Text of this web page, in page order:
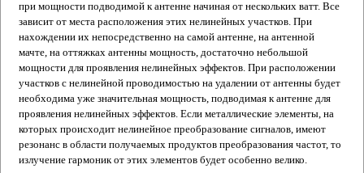
при мощности подводимой к антенне начиная от нескольких ватт. Все
зависит от места расположения этих нелинейных участков. При
нахождении их непосредственно на самой антенне, на антенной
мачте, на оттяжках антенны мощность, достаточно небольшой
мощности для проявления нелинейных эффектов. При расположении
участков с нелинейной проводимостью на удалении от антенны будет
необходима уже значительная мощность, подводимая к антенне для
проявления нелинейных эффектов. Если металлические элементы, на
которых происходит нелинейное преобразование сигналов, имеют
резонанс в области получаемых продуктов преобразования частот, то
излучение гармоник от этих элементов будет особенно велико.